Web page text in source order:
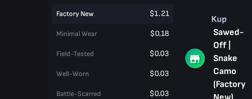
Factory New $1.21
Minimal Wear $0.18
Field-Tested $0.03
Well-Worn $0.03
Battle-Scarred $0.03
Kup
Sawed-
Off |
Snake
Camo
(Factory